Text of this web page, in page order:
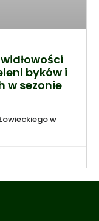
byków i
w sezonie
w